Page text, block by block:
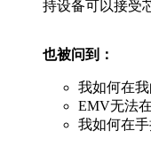
持设备可以接受
也被问到：
我如何在
EMV无法
我如何在